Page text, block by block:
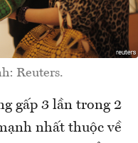
Reuters.
gấp 3 lần trong 2
nhất thuộc về